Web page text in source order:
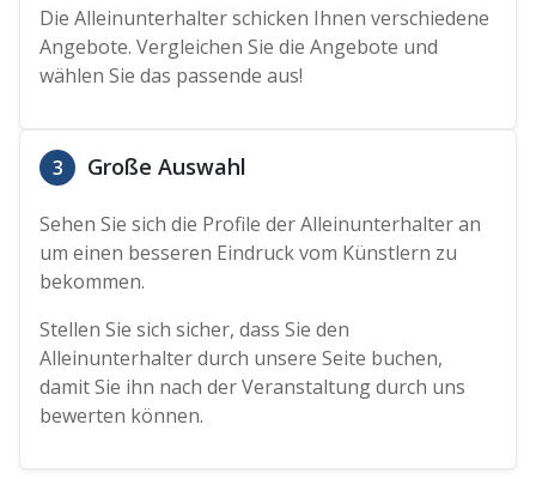
Die Alleinunterhalter schicken Ihnen verschiedene
Angebote. Vergleichen Sie die Angebote und
wählen Sie das passende aus!
3 Große Auswahl
Sehen Sie sich die Profile der Alleinunterhalter an
um einen besseren Eindruck vom Künstlern zu
bekommen.
Stellen Sie sich sicher, dass Sie den
Alleinunterhalter durch unsere Seite buchen,
damit Sie ihn nach der Veranstaltung durch uns
bewerten können.